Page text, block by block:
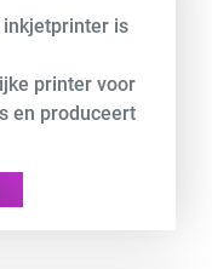
inkjetprinter is
printer voor
en produceert
een hoge